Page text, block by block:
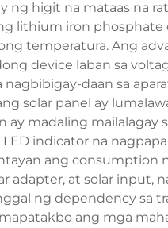
higit na mataas na
lithium iron
temperatura. Ang
device laban sa
daan sa
solar panel ay
madaling
indicator na
ang consumption
adapter, at solar input,
ng dependency sa
ang mga